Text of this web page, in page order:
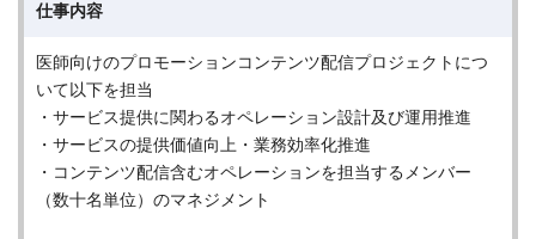
仕事内容
医師向けのプロモーションコンテンツ配信プロジェクトにつ
いて以下を担当
・サービス提供に関わるオペレーション設計及び運用推進
・サービスの提供価値向上・業務効率化推進
・コンテンツ配信含むオペレーションを担当するメンバー
（数十名単位）のマネジメント